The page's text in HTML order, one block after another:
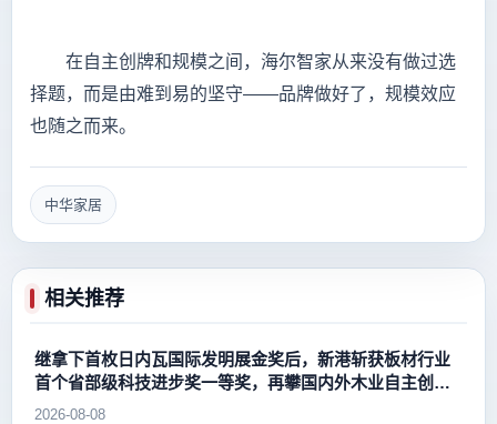
在自主创牌和规模之间，海尔智家从来没有做过选
择题，而是由难到易的坚守——品牌做好了，规模效应
也随之而来。
中华家居
相关推荐
继拿下首枚日内瓦国际发明展金奖后，新港斩获板材行业
首个省部级科技进步奖一等奖，再攀国内外木业自主创新
新高峰
2026-08-08